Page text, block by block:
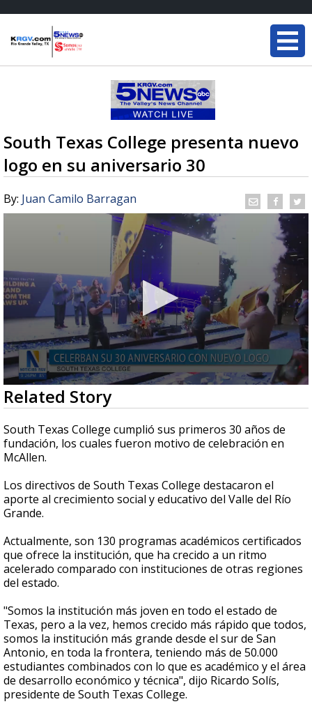
South Texas College presenta nuevo
logo en su aniversario 30
By: Juan Camilo Barragan
0
seconds
of
1
minute,
57
seconds
Related Story
South Texas College cumplió sus primeros 30 años de
fundación, los cuales fueron motivo de celebración en
McAllen.
Los directivos de South Texas College destacaron el
aporte al crecimiento social y educativo del Valle del Río
Grande.
Actualmente, son 130 programas académicos certificados
que ofrece la institución, que ha crecido a un ritmo
acelerado comparado con instituciones de otras regiones
del estado.
"Somos la institución más joven en todo el estado de
Texas, pero a la vez, hemos crecido más rápido que todos,
somos la institución más grande desde el sur de San
Antonio, en toda la frontera, teniendo más de 50.000
estudiantes combinados con lo que es académico y el área
de desarrollo económico y técnica", dijo Ricardo Solís,
presidente de South Texas College.